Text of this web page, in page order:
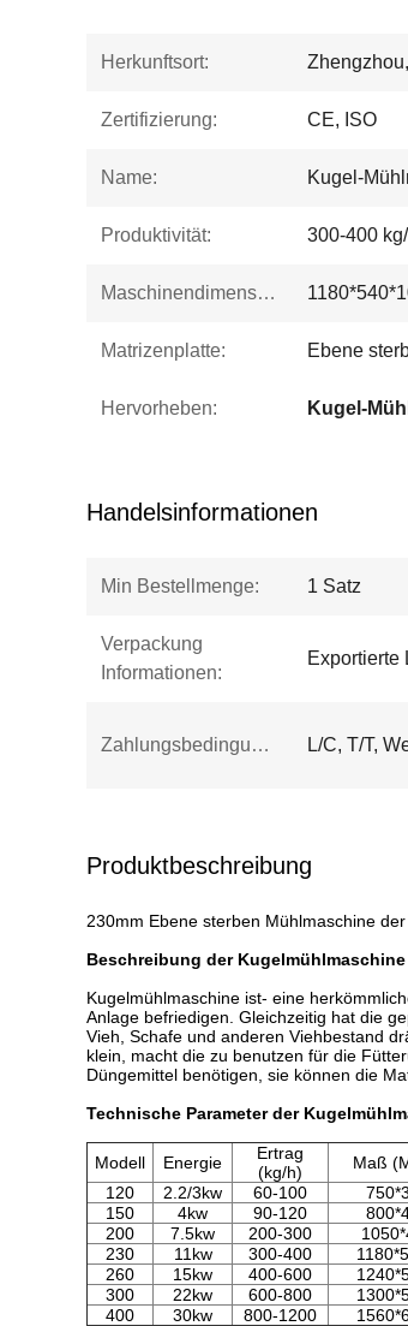
Herkunftsort:
Zertifizierung: CE, ISO
Name: Kugel-
Produktivität: 300-400
Maschinendimension:
Matrizenplatte: Ebene
Hervorheben:
Handelsinformationen
Min Bestellmenge: 1 Satz
Verpackung
Informationen:
Exportierte
Zahlungsbedingungen: L/C, T/T,
Produktbeschreibung
230mm Ebene sterben Mühlmaschine
Beschreibung der Kugelmühlmaschine
Kugelmühlmaschine ist- eine
Anlage befriedigen. Gleichzeitig hat die
Vieh, Schafe und anderen Viehbestand
klein, macht die zu benutzen für die
Düngemittel benötigen, sie können die
Technische Parameter der
Modell Energie
Ertrag
(kg/h)
Maß
120
2.2/3kw 60-100
150
4kw 90-120
200
7.5kw 200-300
230
11kw 300-400
260
15kw 400-600
300
22kw 600-800
400
30kw 800-1200